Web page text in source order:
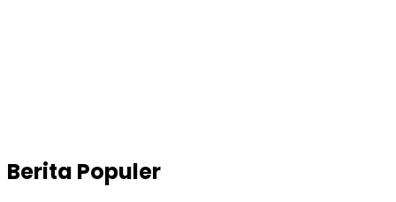
Berita Populer